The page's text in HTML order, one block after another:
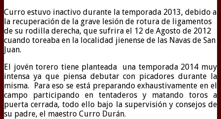
Curro estuvo inactivo durante la temporada 2013, debido a
la recuperación de la grave lesión de rotura de ligamentos
de su rodilla derecha, que sufrira el 12 de Agosto de 2012
cuando toreaba en la localidad jienense de las Navas de San
Juan.
El jovén torero tiene planteada una temporada 2014 muy
intensa ya que piensa debutar con picadores durante la
misma. Para eso se está preparando exhaustivamente en el
campo participando en tentaderos y matando toros a
puerta cerrada, todo ello bajo la supervisión y consejos de
su padre, el maestro Curro Durán.